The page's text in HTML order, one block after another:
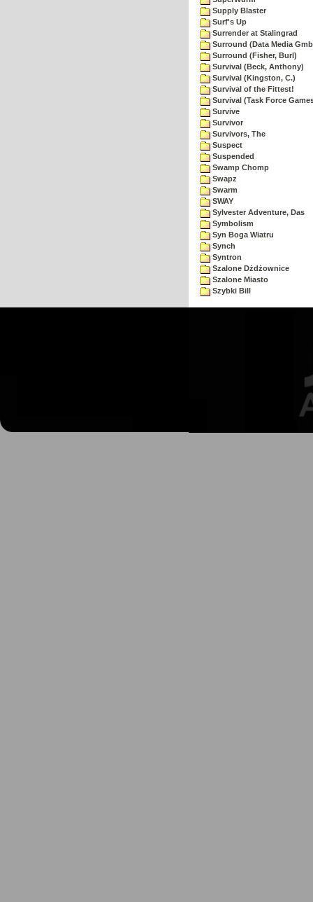
Supply Blaster
Surf's Up
Surrender at Stalingrad
Surround (Data Media
Surround (Fisher, Burl)
Survival (Beck, Anthony)
Survival (Kingston, C.)
Survival of the Fittest!
Survival (Task Force
Survive
Survivor
Survivors, The
Suspect
Suspended
Swamp Chomp
Swapz
Swarm
SWAY
Sylvester Adventure, Das
Symbolism
Syn Boga Wiatru
Synch
Syntron
Szalone Dżdżownice
Szalone Miasto
Szybki Bill